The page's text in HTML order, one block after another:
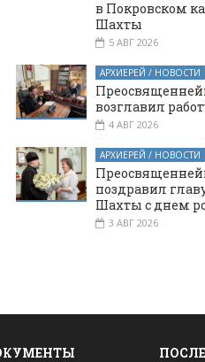
в Покровском
Шахты
5 АВГ 2026
АРХИЕРЕЙ / НОВОСТИ
возглавил
4 АВГ 2026
АРХИЕРЕЙ / НОВОСТИ
поздравил
Шахты с днем
3 АВГ 2026